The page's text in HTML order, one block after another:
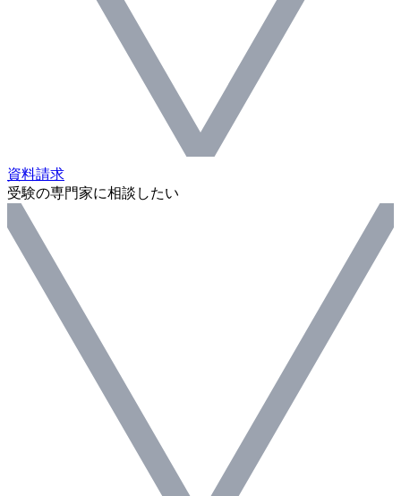
資料請求
受験の専門家に相談したい